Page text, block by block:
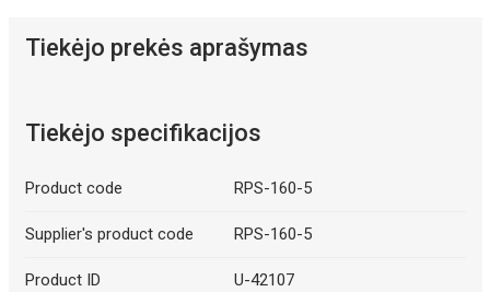
Tiekėjo prekės aprašymas
Tiekėjo specifikacijos
Product code RPS-160-5
Supplier's product code RPS-160-5
Product ID U-42107